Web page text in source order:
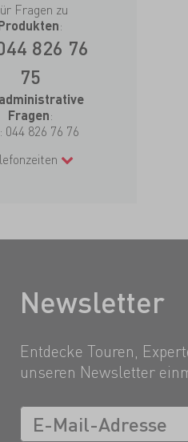
Fragen zu
:
826 76
75
administrative
Fragen:
044 826 76 76
Newsletter
Entdecke Touren,
unseren Newsletter